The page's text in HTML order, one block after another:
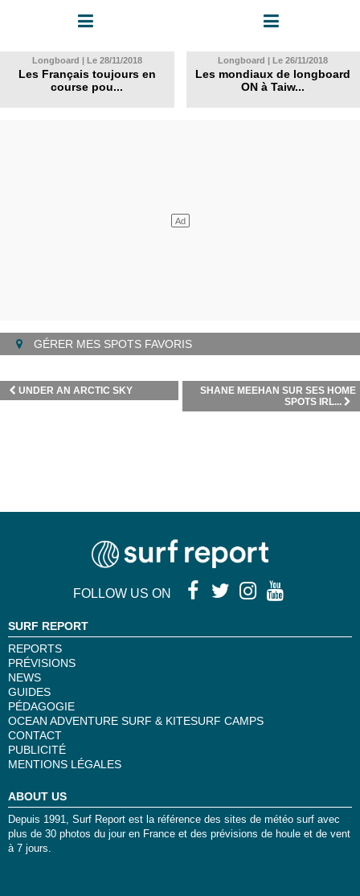
Longboard | Le 28/11/2018
Les Français toujours en
course pou...
Longboard | Le 26/11/2018
Les mondiaux de longboard
ON à Taiw...
GÉRER MES SPOTS FAVORIS
SHANE MEEHAN SUR SES HOME
SPOTS IRL...
UNDER AN ARCTIC SKY
FOLLOW US ON
SURF REPORT
REPORTS
PRÉVISIONS
NEWS
GUIDES
PÉDAGOGIE
OCEAN ADVENTURE SURF & KITESURF CAMPS
CONTACT
PUBLICITÉ
MENTIONS LÉGALES
ABOUT US
Depuis 1991, Surf Report est la référence des sites de météo surf avec
plus de 30 photos du jour en France et des prévisions de houle et de vent
à 7 jours.